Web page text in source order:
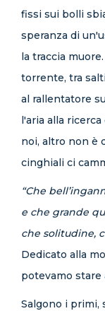
fissi sui bolli
speranza di
la traccia
torrente, tra
al rallentatore
l'aria alla
noi, altro non è
cinghiali ci
“Che
e che grande
che solitudine,
Dedicato alla
potevamo stare
Salgono i primi,